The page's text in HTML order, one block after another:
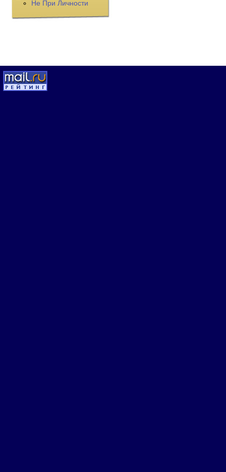
Не При Личности